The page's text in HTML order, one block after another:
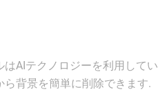
はAIテクノロジーを利用してい
ら背景を簡単に削除できます.